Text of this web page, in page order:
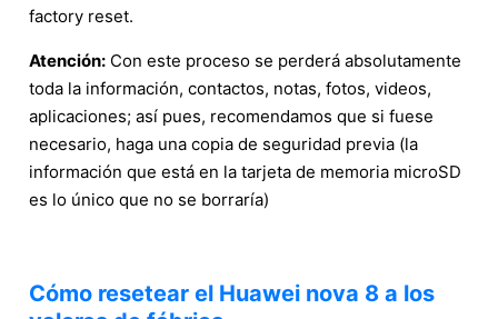
factory reset.
Atención: Con este proceso se perderá absolutamente
toda la información, contactos, notas, fotos, videos,
aplicaciones; así pues, recomendamos que si fuese
necesario, haga una copia de seguridad previa (la
información que está en la tarjeta de memoria microSD
es lo único que no se borraría)
Cómo resetear el Huawei nova 8 a los